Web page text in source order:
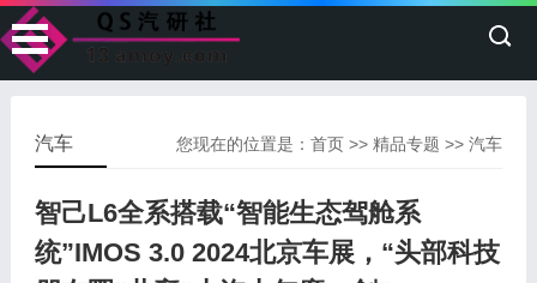
您现在的位置是：首页 >>精品专题 >>汽车
汽车
智己L6全系搭载“智能生态驾舱系
统”IMOS 3.0 2024北京车展，“头部科技